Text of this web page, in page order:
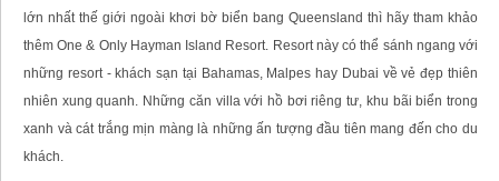
lớn nhất thế giới ngoài khơi bờ biển bang Queensland thì hãy tham khảo
thêm One & Only Hayman Island Resort. Resort này có thể sánh ngang với
những resort - khách sạn tại Bahamas, Malpes hay Dubai về vẻ đẹp thiên
nhiên xung quanh. Những căn villa với hồ bơi riêng tư, khu bãi biển trong
xanh và cát trắng mịn màng là những ấn tượng đầu tiên mang đến cho du
khách.